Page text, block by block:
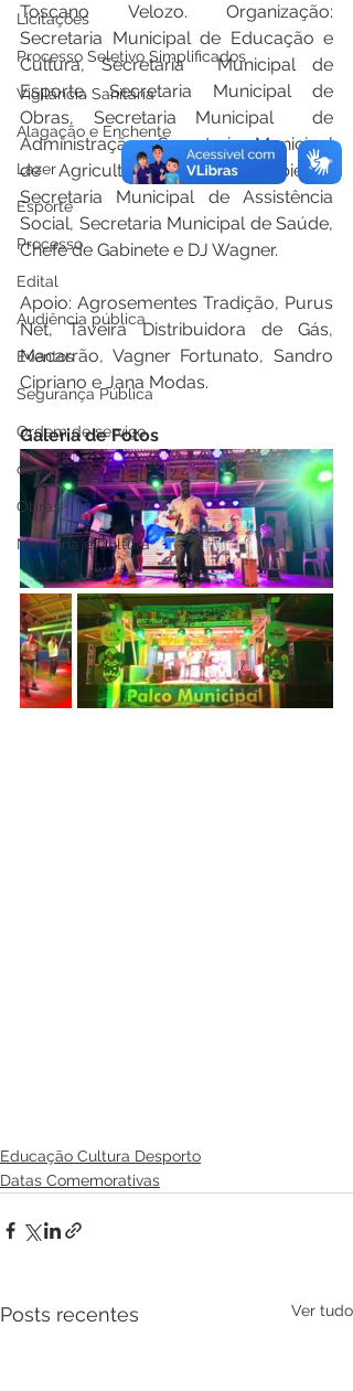
Licitações
Processo Seletivo Simplificados
Vigilância Sanitária
Alagação e Enchente
Lazer
Esporte
Processo
Edital
Audiência pública
Eventos
Segurança Pública
Ordem de serviço
comp
Obras
Memória e Cultura
Toscano Velozo. Organização:
Secretaria Municipal de Educação e
Cultura, Secretaria  Municipal de
Esporte, Secretaria Municipal de
Obras, Secretaria Municipal  de
Administração, Secretaria Municipal
de Agricultura e Meio Ambiente,
Secretaria Municipal de Assistência
Social, Secretaria Municipal de Saúde,
Chefe de Gabinete e DJ Wagner.
Apoio: Agrosementes Tradição, Purus
Net, Taveira Distribuidora de Gás,
Macarrão, Vagner Fortunato, Sandro
Cipriano e Jana Modas.
Galeria de Fotos
Educação Cultura Desporto
Datas Comemorativas
Posts recentes Ver tudo